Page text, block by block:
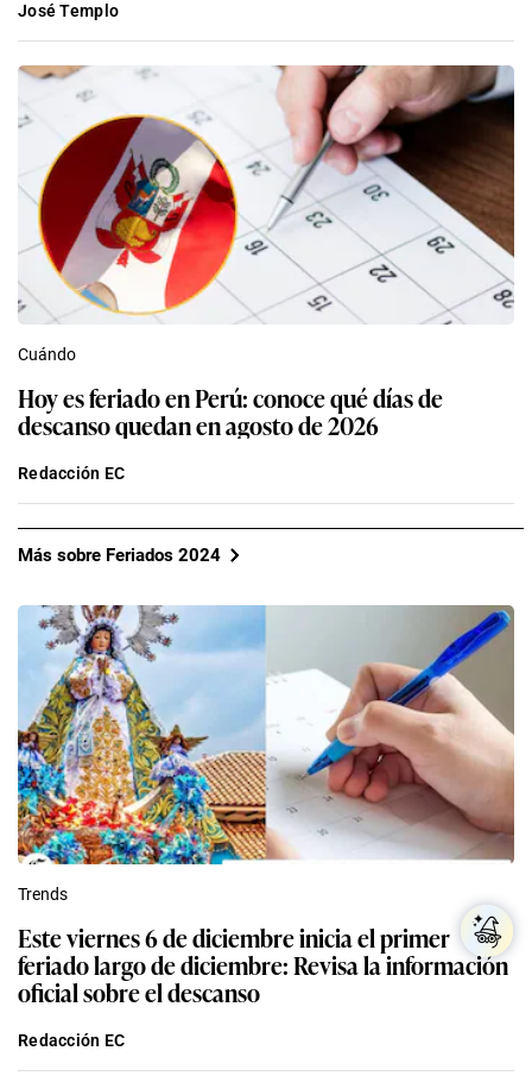
José Templo
Cuándo
Hoy es feriado en Perú: conoce qué días de
descanso quedan en agosto de 2026
Redacción EC
Más sobre Feriados 2024
Trends
Este viernes 6 de diciembre inicia el primer
feriado largo de diciembre: Revisa la información
oficial sobre el descanso
Redacción EC